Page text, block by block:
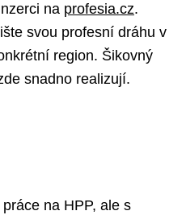
na profesia.cz.
svou profesní dráhu v
region. Šikovný
snadno realizují.
na HPP, ale s